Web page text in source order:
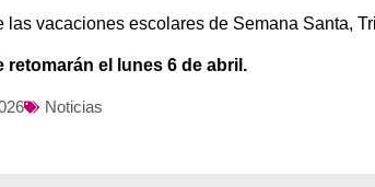
las vacaciones escolares de Semana Santa,
retomarán el lunes 6 de abril.
Noticias